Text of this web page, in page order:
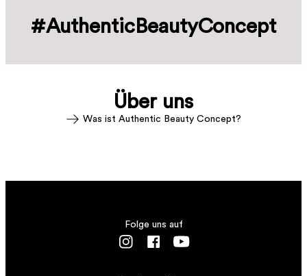
#AuthenticBeautyConcept
Über uns
Was ist Authentic Beauty Concept?
Folge uns auf